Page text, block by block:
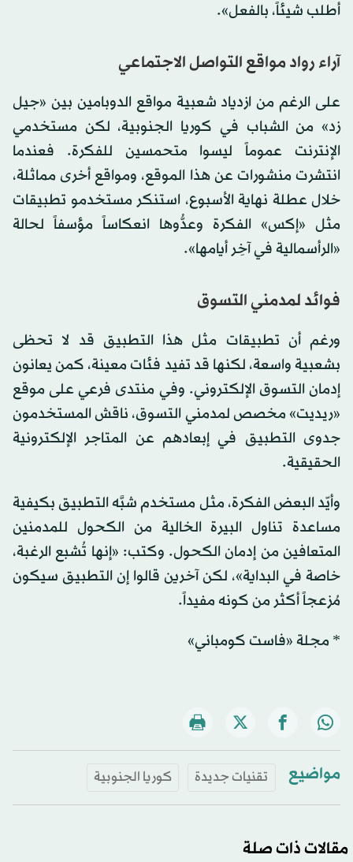
أطلب شيئاً، بالفعل».
آراء رواد مواقع التواصل الاجتماعي
على الرغم من ازدياد شعبية مواقع الدوبامين بين «جيل
زد» من الشباب في كوريا الجنوبية، لكن مستخدمي
الإنترنت عموماً ليسوا متحمسين للفكرة. فعندما
انتشرت منشورات عن هذا الموقع، ومواقع أخرى مماثلة،
خلال عطلة نهاية الأسبوع، استنكر مستخدمو تطبيقات
مثل «إكس» الفكرة وعدُّوها انعكاساً مؤسفاً لحالة
«الرأسمالية في آخِر أيامها».
فوائد لمدمني التسوق
ورغم أن تطبيقات مثل هذا التطبيق قد لا تحظى
بشعبية واسعة، لكنها قد تفيد فئات معينة، كمن يعانون
إدمان التسوق الإلكتروني. وفي منتدى فرعي على موقع
«ريديت» مخصص لمدمني التسوق، ناقش المستخدمون
جدوى التطبيق في إبعادهم عن المتاجر الإلكترونية
الحقيقية.
وأيّد البعض الفكرة، مثل مستخدم شبَّه التطبيق بكيفية
مساعدة تناول البيرة الخالية من الكحول للمدمنين
المتعافين من إدمان الكحول. وكتب: «إنها تُشبع الرغبة،
خاصة في البداية»، لكن آخرين قالوا إن التطبيق سيكون
مُزعجاً أكثر من كونه مفيداً.
* مجلة «فاست كومباني»
مواضيع تقنيات جديدة كوريا الجنوبية
مقالات ذات صلة